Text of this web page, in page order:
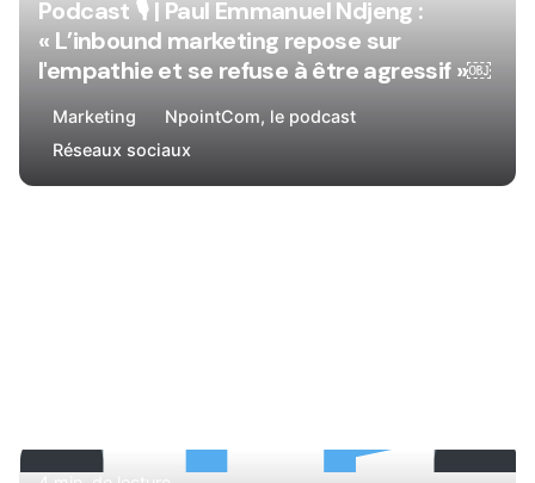
Podcast 🎙| Paul Emmanuel Ndjeng :
« L’inbound marketing repose sur
l'empathie et se refuse à être agressif »￼
Marketing
NpointCom, le podcast
Réseaux sociaux